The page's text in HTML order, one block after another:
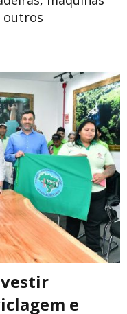
outros
e